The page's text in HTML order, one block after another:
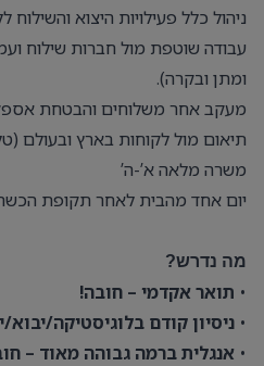
ניהול כלל פעילויות היצוא
עבודה שוטפת מול חברות שילוח
ומתן ובקרה).
מעקב אחר משלוחים והבטחת
תיאום מול לקוחות בארץ ובעולם
משרה מלאה א’-ה’
יום אחד מהבית לאחר תקופת
מה נדרש?
• תואר אקדמי – חובה!
• ניסיון קודם בלוגיסטיקה/
• אנגלית ברמה גבוהה מאוד –